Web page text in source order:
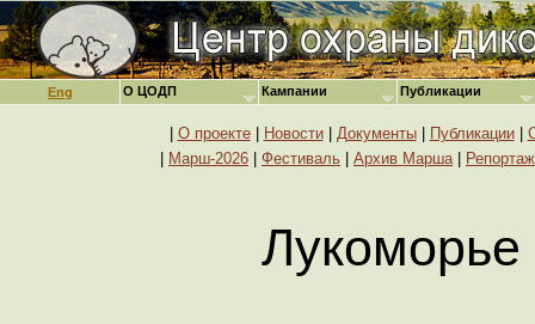
Eng
О проекте| Новости| Документы| Публикации|
Марш-2026 Фестиваль Архив Марша|
Лукоморье
О ЦОДП Кампании Публикации